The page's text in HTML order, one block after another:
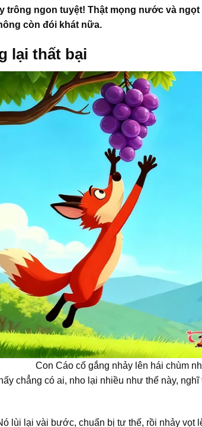
trông ngon tuyệt! Thật mọng nước và ngọt
còn đói khát nữa.
lại thất bại
Con Cáo cố gắng nhảy lên hái chùm
chẳng có ai, nho lại nhiều như thế này, nghĩ
lùi lại vài bước, chuẩn bị tư thế, rồi nhảy vọt